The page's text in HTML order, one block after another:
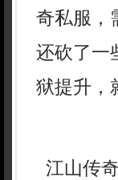
奇私服，
还砍了一
狱提升，
江山传